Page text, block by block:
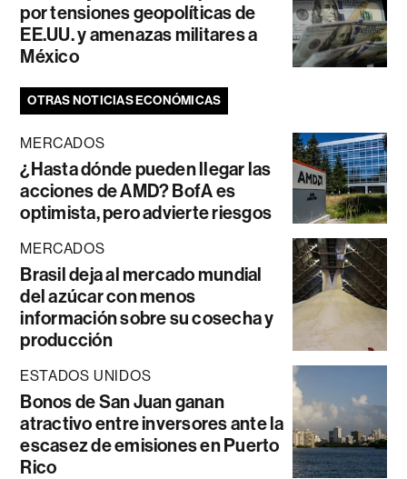
por tensiones geopolíticas de
EE.UU. y amenazas militares a
México
OTRAS NOTICIAS ECONÓMICAS
MERCADOS
¿Hasta dónde pueden llegar las
acciones de AMD? BofA es
optimista, pero advierte riesgos
MERCADOS
Brasil deja al mercado mundial
del azúcar con menos
información sobre su cosecha y
producción
ESTADOS UNIDOS
Bonos de San Juan ganan
atractivo entre inversores ante la
escasez de emisiones en Puerto
Rico